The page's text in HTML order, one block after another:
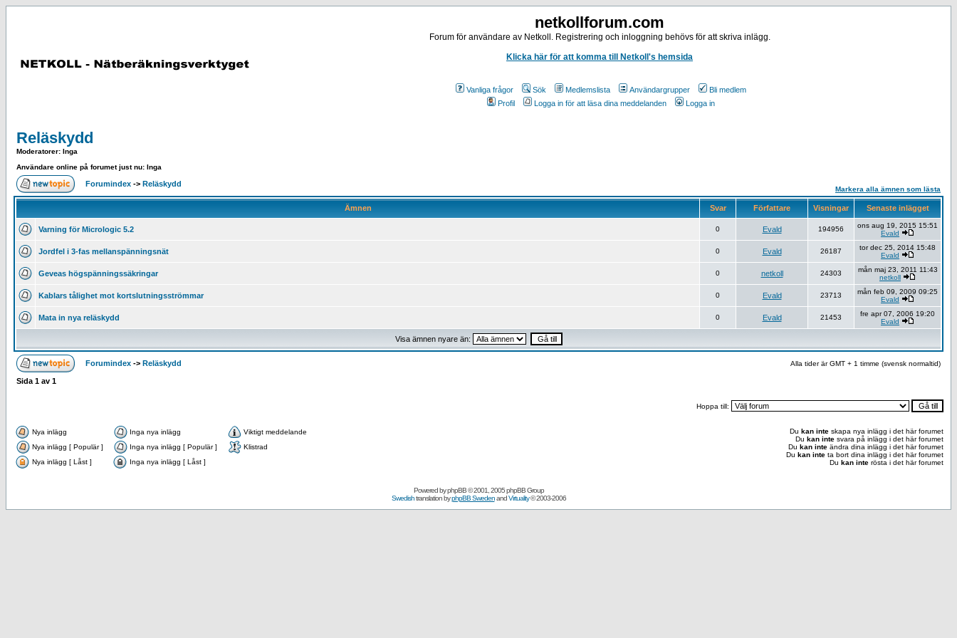
netkollforum.com
Forum för användare av Netkoll. Registrering och inloggning behövs för att skriva inlägg.
Klicka här för att komma till Netkoll's hemsida
Vanliga frågor Sök Medlemslista Användargrupper
Bli medlem
Profil
Logga in för att läsa dina meddelanden Logga in
Reläskydd
Moderatorer: Inga
Användare online på forumet just nu: Inga
Forumindex -> Reläskydd
Markera alla ämnen som lästa
Ämnen Svar Författare Visningar Senaste inlägget
Varning för Micrologic 5.2 0 Evald 194956
ons aug 19, 2015 15:51
Evald
Jordfel i 3-fas mellanspänningsnät 0 Evald 26187
tor dec 25, 2014 15:48
Evald
Geveas högspänningssäkringar 0 netkoll 24303
mån maj 23, 2011 11:43
netkoll
Kablars tålighet mot kortslutningsströmmar 0 Evald 23713
mån feb 09, 2009 09:25
Evald
Mata in nya reläskydd 0 Evald 21453
fre apr 07, 2006 19:20
Evald
Visa ämnen nyare än:
Forumindex -> Reläskydd Alla tider är GMT + 1 timme (svensk normaltid)
Sida 1 av 1
Hoppa till:
Nya inlägg Inga nya inlägg
Viktigt meddelande
Nya inlägg [ Populär ]
Inga nya inlägg [ Populär ]
Klistrad
Nya inlägg [ Låst ]
Inga nya inlägg [ Låst ]
Du kan inte skapa nya inlägg i det här forumet
Du kan inte svara på inlägg i det här forumet
Du kan inte ändra dina inlägg i det här forumet
Du kan inte ta bort dina inlägg i det här forumet
Du kan inte rösta i det här forumet
Powered byphpBB© 2001, 2005 phpBB Group
Swedishtranslation byphpBB SwedenandVirtuality© 2003-2006